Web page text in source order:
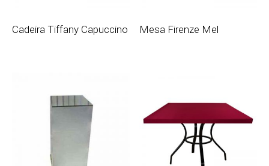
Cadeira Tiffany Capuccino Mesa Firenze Mel